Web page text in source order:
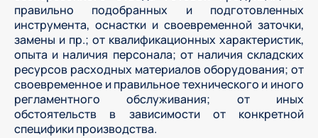
правильно подобранных и подготовленных
инструмента, оснастки и своевременной заточки,
замены и пр.; от квалификационных характеристик,
опыта и наличия персонала; от наличия складских
ресурсов расходных материалов оборудования; от
своевременное и правильное технического и иного
регламентного обслуживания; от иных
обстоятельств в зависимости от конкретной
специфики производства.